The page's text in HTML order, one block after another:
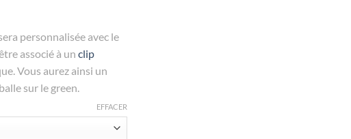
personnalisée avec le
associé à un clip
Vous aurez ainsi un
sur le green.
EFFACER